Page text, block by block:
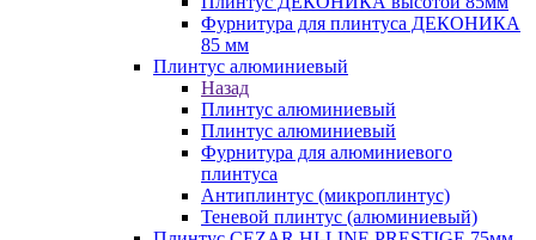
Фурнитура для плинтуса ДЕКОНИКА
85 мм
Плинтус алюминиевый
Назад
Плинтус алюминиевый
Плинтус алюминиевый
Фурнитура для алюминиевого
плинтуса
Антиплинтус (микроплинтус)
Теневой плинтус (алюминиевый)